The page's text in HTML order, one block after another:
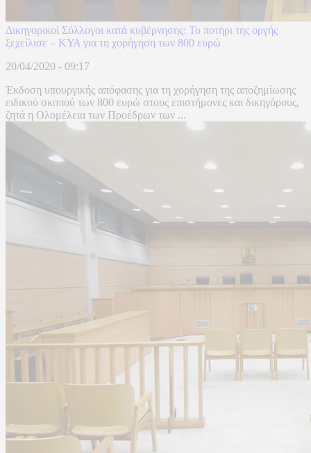
Δικηγορικοί Σύλλογοι κατά κυβέρνησης: Το ποτήρι της οργής
ξεχείλισε – ΚΥΑ για τη χορήγηση των 800 ευρώ
20/04/2020 - 09:17
Έκδοση υπουργικής απόφασης για τη χορήγηση της αποζημίωσης
ειδικού σκοπού των 800 ευρώ στους επιστήμονες και δικηγόρους,
ζητά η Ολομέλεια των Προέδρων των ...